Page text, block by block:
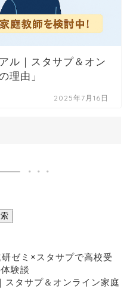
ル｜スタサプ＆オン
理由」
2025年7月16日
ゼミ×スタサプで高校受
験談
スタサプ＆オンライン家庭